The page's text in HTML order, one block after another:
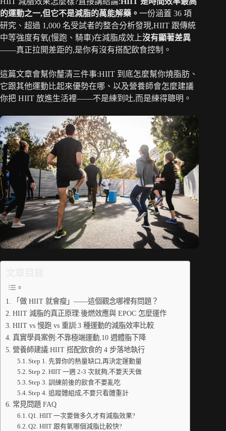
的運動之一,但它不是減脂的萬能解藥。 一份涵蓋 36 項
研究、超過 1,000 名受試者的整合分析發現,HIIT 跟傳統
中等強度有氧(慢跑、騎車)在減脂成效上沒有顯著差異
——真正拉開差距的,是你有沒有搭配飲食控制。
這篇文章會幫你釐清三件事:HIIT 到底怎麼幫你燒脂肪、
它跟其他運動比起來優勢在哪、以及營養師會怎麼建議
你把 HIIT 放進生活裡——不是練到吐,而是練得聰明。
「做 HIIT 就會瘦」——這個觀念哪裡有問題？
HIIT 減脂的真正原理:後燃效應與 EPOC 怎麼運作
HIIT vs 慢跑 vs 重訓:3 種運動的減脂效率比較
真實學員案例:不靠極端運動,10 週體脂下降
營養師建議:HIIT 搭配飲食的 4 步落地執行
Step 1. 先算你的熱量缺口,再決定運動量
Step 2. HIIT 一週 2-3 次就夠,不要天天做
Step 3. 訓練前後的飲食不要亂吃
Step 4. 追蹤體組成,不要只看體重計
常見問題 FAQ
Q1. HIIT 一次要做多久才有減脂效果?
Q2. HIIT 跟有氧哪個減脂比較快?